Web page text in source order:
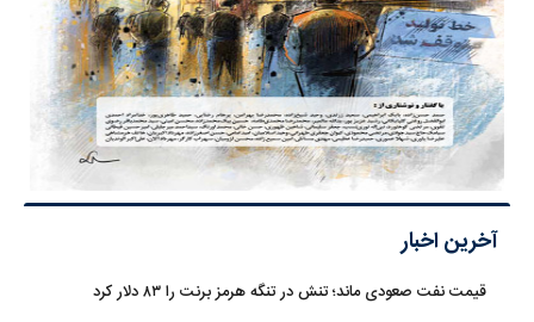
آخرین اخبار
قیمت نفت صعودی ماند؛ تنش در تنگه هرمز برنت را ۸۳ دلار کرد